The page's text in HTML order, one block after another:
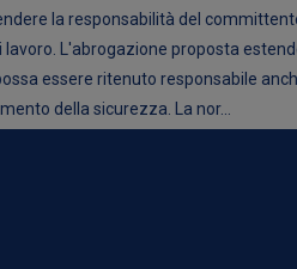
la responsabilità del
L'abrogazione proposta
essere ritenuto responsabile
della sicurezza. La nor...